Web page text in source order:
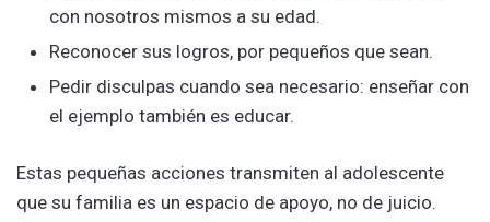
con nosotros mismos a su edad.
Reconocer sus logros, por pequeños que sean.
Pedir disculpas cuando sea necesario: enseñar con
el ejemplo también es educar.
Estas pequeñas acciones transmiten al adolescente
que su familia es un espacio de apoyo, no de juicio.